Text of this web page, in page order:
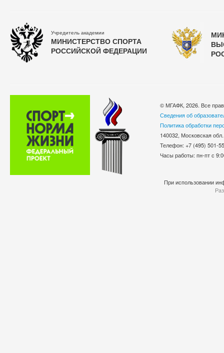
Учредитель академии
МИНИСТЕРСТВО СПОРТА
РОССИЙСКОЙ ФЕДЕРАЦИИ
© МГАФК, 2026. Все
Сведения об
Политика обработки
140032, Московская
Телефон: +7 (495)
Часы работы: пн-пт с
При использовании